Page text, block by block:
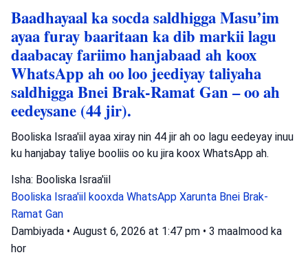
Baadhayaal ka socda saldhigga Masu’im
ayaa furay baaritaan ka dib markii lagu
daabacay fariimo hanjabaad ah koox
WhatsApp ah oo loo jeediyay taliyaha
saldhigga Bnei Brak-Ramat Gan – oo ah
eedeysane (44 jir).
Booliska Israa'iil ayaa xiray nin 44 jir ah oo lagu eedeyay inuu
ku hanjabay taliye booliis oo ku jira koox WhatsApp ah.
Isha: Booliska Israa'iil
Booliska Israa'iil kooxda WhatsApp Xarunta Bnei Brak-
Ramat Gan
Dambiyada • August 6, 2026 at 1:47 pm • 3 maalmood ka
hor